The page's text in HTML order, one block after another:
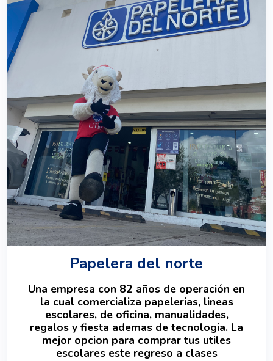
Papelera del norte
Una empresa con 82 años de operación en
la cual comercializa papelerias, lineas
escolares, de oficina, manualidades,
regalos y fiesta ademas de tecnologia. La
mejor opcion para comprar tus utiles
escolares este regreso a clases